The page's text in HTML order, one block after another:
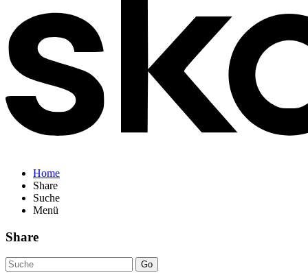
Home
Share
Suche
Menü
Share
Go